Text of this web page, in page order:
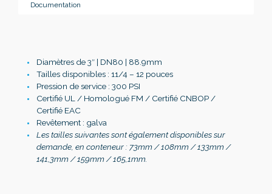
Documentation
Diamètres de 3″ | DN80 | 88.9mm
Tailles disponibles : 11/4 – 12 pouces
Pression de service : 300 PSI
Certifié UL / Homologué FM / Certifié CNBOP /
Certifié EAC
Revêtement : galva
Les tailles suivantes sont également disponibles sur
demande, en conteneur : 73mm / 108mm / 133mm /
141,3mm / 159mm / 165,1mm.